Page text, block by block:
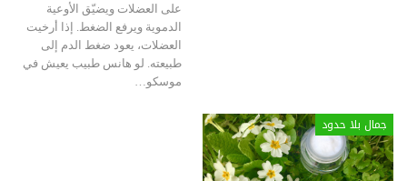
على العضلات ويضيّق الأوعية
الدموية ويرفع الضغط. إذا أرخيت
العضلات، يعود ضغط الدم إلى
طبيعته. لو هانس طبيب يعيش في
موسكو…
جمال بلا حدود